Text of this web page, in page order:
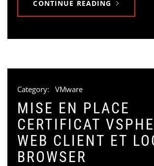
CONTINUE READING
Category: VMware
MISE EN PLACE
CERTIFICAT
WEB CLIENT ET
BROWSER